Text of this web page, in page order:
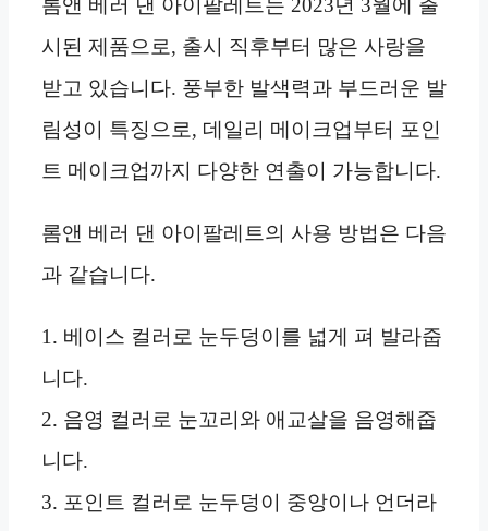
롬앤 베러 댄 아이팔레트는 2023년 3월에 출
시된 제품으로, 출시 직후부터 많은 사랑을
받고 있습니다. 풍부한 발색력과 부드러운 발
림성이 특징으로, 데일리 메이크업부터 포인
트 메이크업까지 다양한 연출이 가능합니다.
롬앤 베러 댄 아이팔레트의 사용 방법은 다음
과 같습니다.
1. 베이스 컬러로 눈두덩이를 넓게 펴 발라줍
니다.
2. 음영 컬러로 눈꼬리와 애교살을 음영해줍
니다.
3. 포인트 컬러로 눈두덩이 중앙이나 언더라